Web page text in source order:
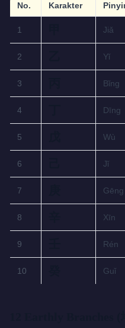
No. Karakter
1 Jiǎ
2 Yǐ
3 Bǐng
4 Dīng
5 Wù
6 Jǐ
7 Gēng
8 Xīn
9 Rén
10 Guǐ